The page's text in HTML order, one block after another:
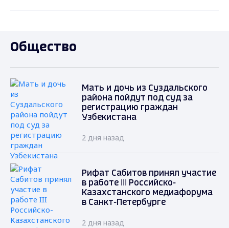
Общество
Мать и дочь из Суздальского
района пойдут под суд за
регистрацию граждан
Узбекистана
2 дня назад
Рифат Сабитов принял участие
в работе III Российско-
Казахстанского медиафорума
в Санкт-Петербурге
2 дня назад